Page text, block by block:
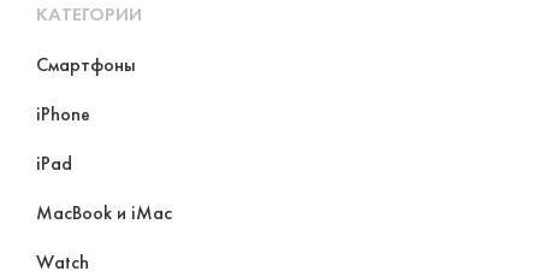
КАТЕГОРИИ
Смартфоны
iPhone
iPad
MacBook и iMac
Watch